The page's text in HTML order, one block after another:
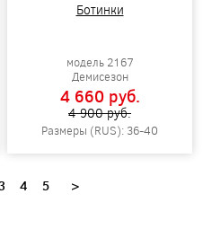
Ботинки
модель 2167
Демисезон
4 660 pуб.
4 900 pуб.
Размеры (RUS): 36-40
4 5 >